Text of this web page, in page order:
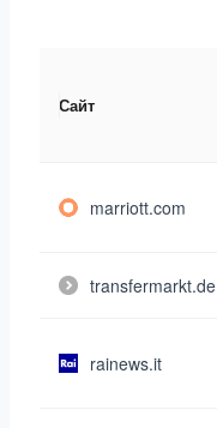
Сайт
marriott.com
transfermarkt.de
rainews.it